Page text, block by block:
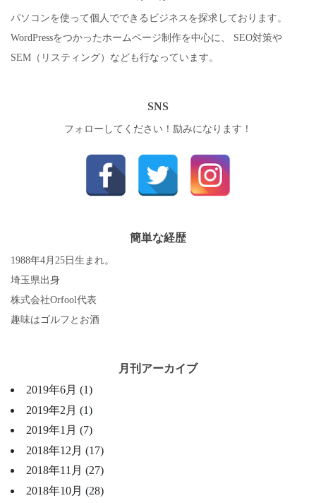
パソコンを使って個人でできるビジネスを探求しております。
WordPressをつかったホームページ制作を中心に、 SEO対策や
SEM（リスティング）なども行なっています。
SNS
フォローしてください！励みになります！
簡単な経歴
1988年4月25日生まれ。
埼玉県出身
株式会社Orfool代表
趣味はゴルフとお酒
月刊アーカイブ
2019年6月 (1)
2019年2月 (1)
2019年1月 (7)
2018年12月 (17)
2018年11月 (27)
2018年10月 (28)